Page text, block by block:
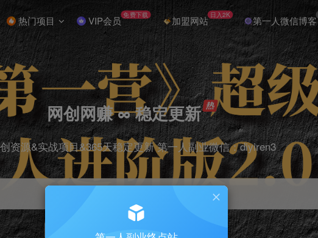
热门项目 VIP会员 免费下载 加盟网站 日入2K 第一人微信博客
网创网赚 ∞ 稳定更新
资源&实战项目&365天稳定更新 第一人副业微信：diyiren3
引流 剪辑 短视频